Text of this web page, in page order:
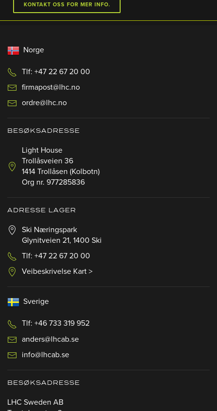
KONTAKT OSS FOR MER INFO.
Norge
Tlf: +47 22 67 20 00
firmapost@lhc.no
ordre@lhc.no
BESØKSADRESSE
Light House
Trollåsveien 36
1414 Trollåsen (Kolbotn)
Org nr. 977285836
ADRESSE LAGER
Ski Næringspark
Glynitveien 21, 1400 Ski
Tlf: +47 22 67 20 00
Veibeskrivelse Kart >
Sverige
Tlf: +46 733 319 952
anders@lhcab.se
info@lhcab.se
BESØKSADRESSE
LHC Sweden AB